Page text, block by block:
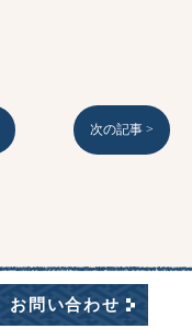
次の記事 >
お問い合わせ